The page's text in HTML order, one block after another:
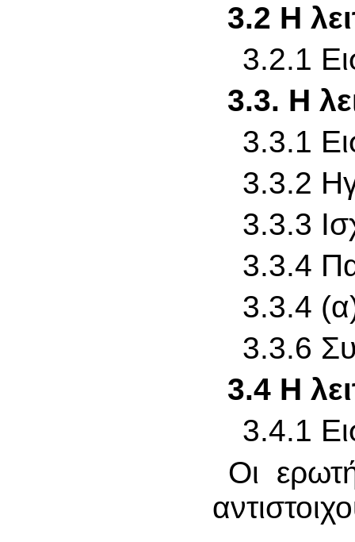
3.2 Η
3.2.1
3.3. Η
3.3.1
3.3.2
3.3.3
3.3.4
3.3.4
3.3.6
3.4 Η
3.4.1
Οι